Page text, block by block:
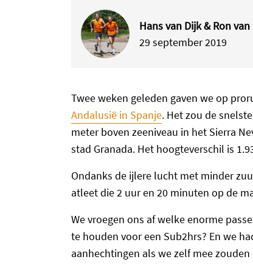
Hans van Dijk & Ron van
29 september 2019
Twee weken geleden gaven we op
Andalusië in Spanje. Het zou de
meter boven zeeniveau in het Sierra
stad Granada. Het hoogteverschil is
Ondanks de ijlere lucht met minder
atleet die 2 uur en 20 minuten op de
We vroegen ons af welke enorme
te houden voor een Sub2hrs? En we
aanhechtingen als we zelf mee zouden